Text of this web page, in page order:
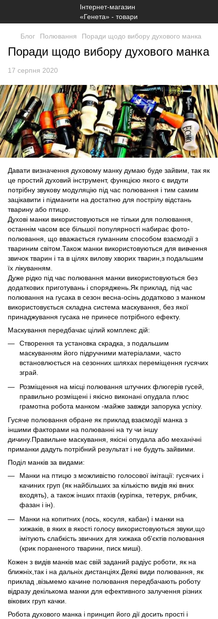
Блог Полювання Поради щодо вибору духового манка
Поради щодо вибору духового манка
17 серпня 2020
Давати визначення духовому манку думаю буде зайвим, так як
це простий духовий інструмент, функцією якого є видути
потрібну звукову модуляцію під час полювання і тим самим
зацікавити і підманити на достатню для пострілу відстань
тварину або птицю.
Духові манки використовуються не тільки для полювання,
останнім часом все більшої популярності набирає фото-
полювання, що вважається гуманним способом взаємодії з
твариним світом.Також манки використовуються для вивчення
звичок тварин і та в цілях вилову хворих тварин,з подальшим
їх лікуванням.
Дуже рідко під час полювання манки використовуються без
додаткових приготувань і споряджень.Як приклад, під час
полювання на гусака в сезон весна-осінь додатково з манком
використовується складна система маскування, без якої
принаджування гусака не принесе потрібного ефекту.
Маскування передбачає цілий комплекс дій:
Створення та установка скрадка, з подальшим
маскуванням його підручними матеріалами, часто
встановлюється на сезонних шляхах переміщення гусячих
зграй.
Розміщення на місці полювання штучних флюгерів гусей,
правильно розміщені і якісно виконані опудала плюс
грамотна робота манком -майже завжди запорука успіху.
Гусяче полювання обране як приклад взаємодії манка з
іншими факторами на полюванні на ту чи іншу
дичину.Правильне маскування, якісні опудала або механічні
приманки дадуть потрібний результат і не будуть зайвими.
Поділ манків за видами:
Манки на птицю з можливістю голосової імітації: гусячих і
качиних груп (як найбільших за кількістю видів які вних
входять), а також інших птахів (куріпка, тетерук, рябчик,
фазан і ін).
Манки на копитних (лось, косуля, кабан) і манки на
хижаків, в яких в якості голосу використовуються звуки,що
імітують слабкість звичних для хижака об'єктів полювання
(крик пораненого тварини, писк миші).
Кожен з видів манків має свій заданий радіус роботи, як на
ближніх,так і на дальніх дистанціях.Деякі види полювання, як
приклад ,візьмемо качине полювання передбачають роботу
відразу декількома манки для ефективного залучення різних
вікових груп качки.
Робота духового манка і принцип його дії досить прості і